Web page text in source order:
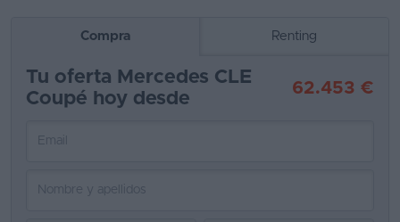
Comparador
Vender
Compra Renting
Tu oferta Mercedes CLE
Coupé hoy desde
62.453 €